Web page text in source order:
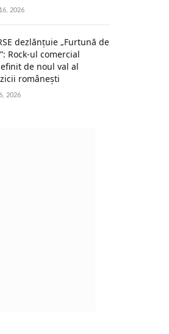
2026
dezlănțuie „Furtună de
Rock-ul comercial
de noul val al
românești
2026